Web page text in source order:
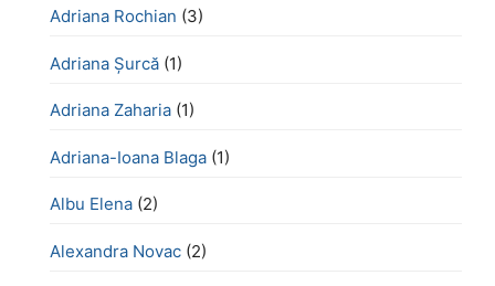
Adriana Rochian (3)
Adriana Șurcă (1)
Adriana Zaharia (1)
Adriana-Ioana Blaga (1)
Albu Elena (2)
Alexandra Novac (2)